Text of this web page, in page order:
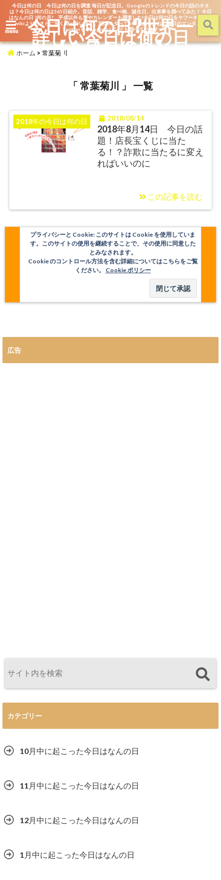
今日は何の日 今日は何の日を調査 毎日が記念日。Googleのトレンドの今日の話のネタ
は？今日は何の日は365日紹介。昔話、雑学、食べ物、誕生日、出来事を調べてみた！ 今日
はなんの日 ?何の月? 平成以外も暦やカレンダーも調査した!今日は何の日をヤフーキッズや
wikiよりもさらに深く調べています。話のネタって365日あるよね。毎日のエンタメを
TwitterもGoogleトレンドも調べています
menu 今日は何の日?世界一
詳しい今日は何の日
【今日なん？】
ホーム > 常葉菊川
「 常葉菊川 」 一覧
2018年の今日は何の日 2018/08/14
2018年8月14日 今日の話
題！店長宝くじに当た
る！？詐欺に当たるに変え
ればいいのに
この記事を読む
プライバシーと Cookie: このサイトは Cookie を使用していま
す。このサイトの使用を継続することで、その使用に同意した
とみなされます。
Cookie のコントロール方法を含む詳細についてはこちらをご覧
ください。 Cookie ポリシー
広告
カテゴリー
10月中に起こった今日はなんの日
11月中に起こった今日はなんの日
12月中に起こった今日はなんの日
1月中に起こった今日はなんの日